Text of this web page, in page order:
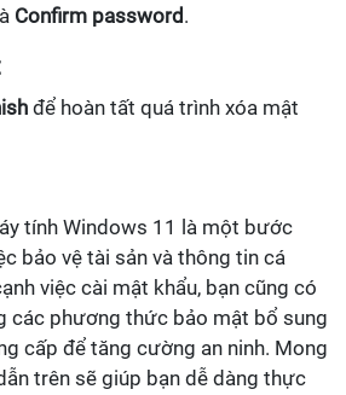
Confirm password .
để hoàn tất quá trình xóa mật
tính Windows 11 là một bước
bảo vệ tài sản và thông tin cá
việc cài mật khẩu, bạn cũng có
các phương thức bảo mật bổ sung
cấp để tăng cường an ninh. Mong
trên sẽ giúp bạn dễ dàng thực